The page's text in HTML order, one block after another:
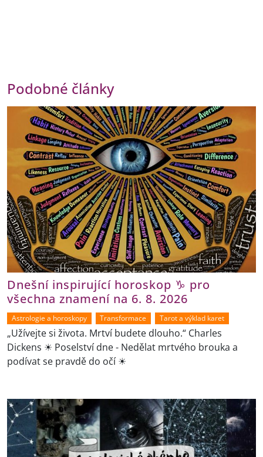
Podobné články
Dnešní inspirující horoskop ♑ pro
všechna znamení na 6. 8. 2026
Astrologie a horoskopy Transformace Tarot a výklad karet
„Užívejte si života. Mrtví budete dlouho.“ Charles
Dickens ☀ Poselství dne - Nedělat mrtvého brouka a
podívat se pravdě do očí ☀